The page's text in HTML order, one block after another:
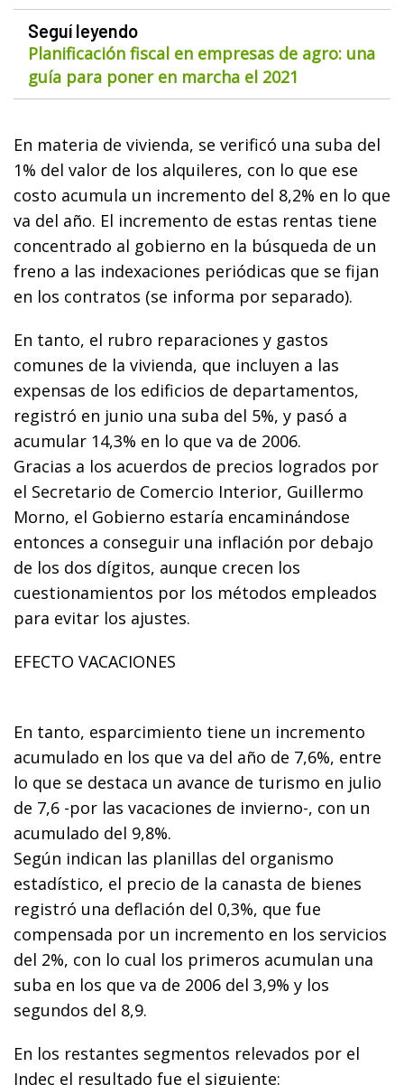
Seguí leyendo
Planificación fiscal en empresas de agro: una
guía para poner en marcha el 2021
En materia de vivienda, se verificó una suba del
1% del valor de los alquileres, con lo que ese
costo acumula un incremento del 8,2% en lo que
va del año. El incremento de estas rentas tiene
concentrado al gobierno en la búsqueda de un
freno a las indexaciones periódicas que se fijan
en los contratos (se informa por separado).
En tanto, el rubro reparaciones y gastos
comunes de la vivienda, que incluyen a las
expensas de los edificios de departamentos,
registró en junio una suba del 5%, y pasó a
acumular 14,3% en lo que va de 2006.
Gracias a los acuerdos de precios logrados por
el Secretario de Comercio Interior, Guillermo
Morno, el Gobierno estaría encaminándose
entonces a conseguir una inflación por debajo
de los dos dígitos, aunque crecen los
cuestionamientos por los métodos empleados
para evitar los ajustes.
EFECTO VACACIONES
En tanto, esparcimiento tiene un incremento
acumulado en los que va del año de 7,6%, entre
lo que se destaca un avance de turismo en julio
de 7,6 -por las vacaciones de invierno-, con un
acumulado del 9,8%.
Según indican las planillas del organismo
estadístico, el precio de la canasta de bienes
registró una deflación del 0,3%, que fue
compensada por un incremento en los servicios
del 2%, con lo cual los primeros acumulan una
suba en los que va de 2006 del 3,9% y los
segundos del 8,9.
En los restantes segmentos relevados por el
Indec el resultado fue el siguiente: